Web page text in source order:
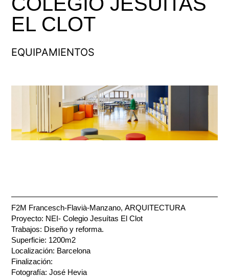
EL CLOT
EQUIPAMIENTOS
F2M Francesch-Flavià-Manzano, ARQUITECTURA
Proyecto: NEI- Colegio Jesuítas El Clot
Trabajos: Diseño y reforma.
Superficie: 1200m2
Localización: Barcelona
Finalización:
Fotografía: José Hevia